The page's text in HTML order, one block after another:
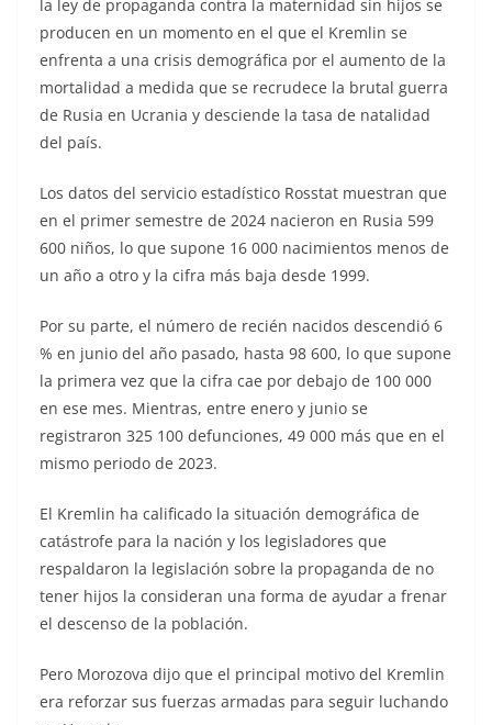
la ley de propaganda contra la maternidad sin hijos se
producen en un momento en el que el Kremlin se
enfrenta a una crisis demográfica por el aumento de la
mortalidad a medida que se recrudece la brutal guerra
de Rusia en Ucrania y desciende la tasa de natalidad
del país.
Los datos del servicio estadístico Rosstat muestran que
en el primer semestre de 2024 nacieron en Rusia 599
600 niños, lo que supone 16 000 nacimientos menos de
un año a otro y la cifra más baja desde 1999.
Por su parte, el número de recién nacidos descendió 6
% en junio del año pasado, hasta 98 600, lo que supone
la primera vez que la cifra cae por debajo de 100 000
en ese mes. Mientras, entre enero y junio se
registraron 325 100 defunciones, 49 000 más que en el
mismo periodo de 2023.
El Kremlin ha calificado la situación demográfica de
catástrofe para la nación y los legisladores que
respaldaron la legislación sobre la propaganda de no
tener hijos la consideran una forma de ayudar a frenar
el descenso de la población.
Pero Morozova dijo que el principal motivo del Kremlin
era reforzar sus fuerzas armadas para seguir luchando